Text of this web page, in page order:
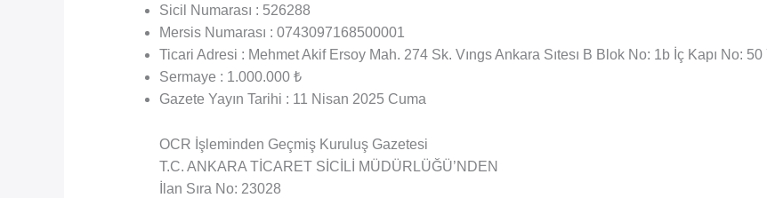
Sicil Numarası : 526288
Mersis Numarası : 0743097168500001
Ticari Adresi : Mehmet Akif Ersoy Mah. 274 Sk. Vıngs Ankara Sıtesı B Blok No: 1b İç Kapı No:
Sermaye : 1.000.000 ₺
Gazete Yayın Tarihi : 11 Nisan 2025 Cuma
OCR İşleminden Geçmiş Kuruluş Gazetesi
T.C. ANKARA TİCARET SİCİLİ MÜDÜRLÜĞÜ’NDEN
İlan Sıra No: 23028